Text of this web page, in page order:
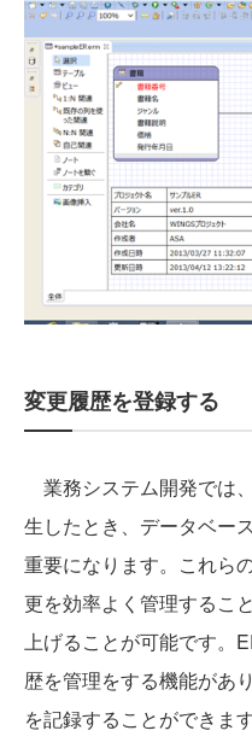
変更履歴を登録する
業務システム開発では
生したとき、データベー
重要になります。これら
更を効率よく管理するこ
上げることが可能です。
歴を管理をする機能があ
を記録することができます